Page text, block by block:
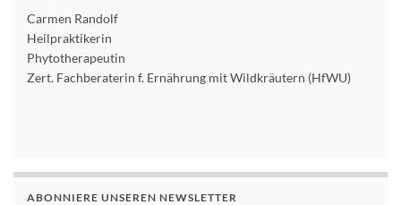
Carmen Randolf
Heilpraktikerin
Phytotherapeutin
Zert. Fachberaterin f. Ernährung mit Wildkräutern (HfWU)
ABONNIERE UNSEREN NEWSLETTER